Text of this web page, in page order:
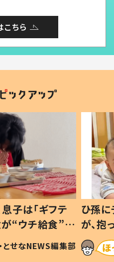
ちら
子は「ギフテ
“ウチ給食”を
は #令和の親
とせなNEWS編集部
ひ孫
が、
「涙が
い」